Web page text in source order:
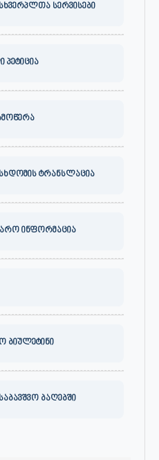
სერვისები
ტრანსლაცია
ინფორმაცია
ბიულეტინი
ბაღებში